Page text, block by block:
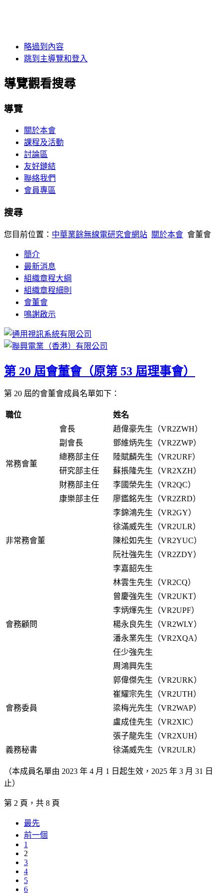
略過到內容
跳到主導覽和登入
導覽觀看搜尋
導覽
關於本會
課程及活動
討論區
友好鏈結
聯絡我們
會員專區
搜尋
您目前位置： 中華業餘無線電研究會網站 關於本會 會董會
簡介
最新消息
組織章程大綱
組織章程細則
會董會
鳴謝啟示
第 20 屆會董會（原第 53 屆理事會）
第 20 屆的會董會成員名單如下：
職位 姓名
常務會董
會長
趙偉豪先生（VR2ZWH）
副會長
鄧維炳先生（VR2ZWP）
總務部主任
陸賦麟先生（VR2URF）
研究部主任
蘇掁隆先生（VR2XZH）
財務部主任
李國榮先生（VR2QC）
康樂部主任
廖鑑銘先生（VR2ZRD）
非常務會董
李錦鴻先生（VR2GY）
徐滿威先生（VR2ULR）
陳松如先生（VR2YUC）
阮社強先生（VR2ZDY）
李嘉韶先生
會務顧問
林雲生先生（VR2CQ）
曾慶強先生（VR2UKT）
李炳煇先生（VR2UPF）
楊永良先生（VR2WLY）
潘永業先生（VR2XQA）
任少強先生
周鴻興先生
會務委員
郭偉傑先生（VR2URK）
崔耀宗先生（VR2UTH）
梁梅光先生（VR2WAP）
盧成佳先生（VR2XIC）
張子龍先生（VR2XUH）
義務秘書
徐滿威先生（VR2ULR）
（本成員名單由 2023 年 4 月 1 日起生效，2025 年 3 月 31 日
止）
第 2 頁，共 8 頁
最先
前一個
1
2
3
4
5
6